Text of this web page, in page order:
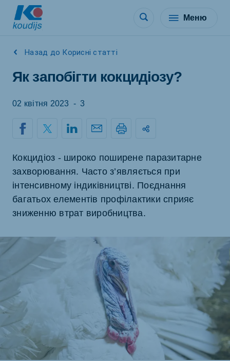
Меню
Назад до Корисні статті
Як запобігти кокцидіозу?
02 квітня 2023 - 3
Кокцидіоз - широко поширене паразитарне
захворювання. Часто з’являється при
інтенсивному індиківництві. Поєднання
багатьох елементів профілактики сприяє
зниженню втрат виробництва.